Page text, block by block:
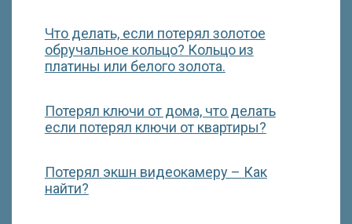
Что делать, если потерял золотое
обручальное кольцо? Кольцо из
платины или белого золота.
Потерял ключи от дома, что делать
если потерял ключи от квартиры?
Потерял экшн видеокамеру – Как
найти?